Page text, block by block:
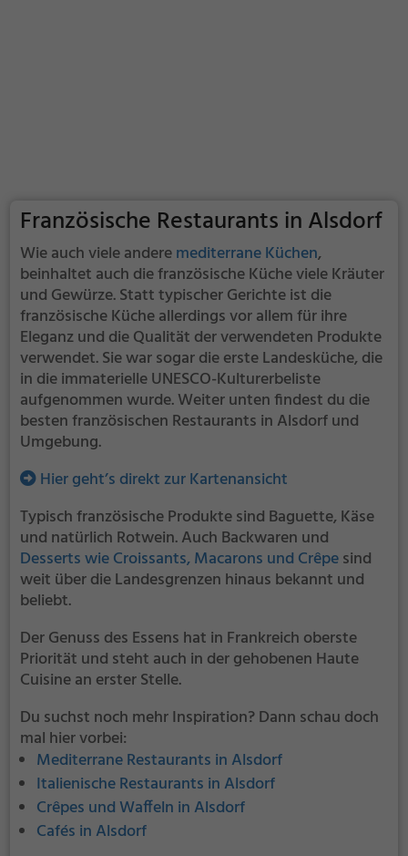
Französische Restaurants in Alsdorf
Wie auch viele anderemediterrane Küchen,
beinhaltet auch die französische Küche viele Kräuter
und Gewürze. Statt typischer Gerichte ist die
französische Küche allerdings vor allem für ihre
Eleganz und die Qualität der verwendeten Produkte
verwendet. Sie war sogar die erste Landesküche, die
in die immaterielle UNESCO-Kulturerbeliste
aufgenommen wurde. Weiter unten findest du die
besten französischen Restaurants in Alsdorf und
Umgebung.
Hier geht’s direkt zur Kartenansicht
Typisch französische Produkte sind Baguette, Käse
und natürlich Rotwein. Auch Backwaren und
Desserts wie Croissants, Macarons und Crêpesind
weit über die Landesgrenzen hinaus bekannt und
beliebt.
Der Genuss des Essens hat in Frankreich oberste
Priorität und steht auch in der gehobenen Haute
Cuisine an erster Stelle.
Du suchst noch mehr Inspiration? Dann schau doch
mal hier vorbei:
Mediterrane Restaurants in Alsdorf
Italienische Restaurants in Alsdorf
Crêpes und Waffeln in Alsdorf
Cafés in Alsdorf